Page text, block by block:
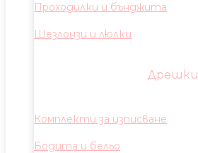
Проходилки и бънджита
Шезлонзи и люлки
Дрешки
Комплекти за изписване
Бодита и бельо